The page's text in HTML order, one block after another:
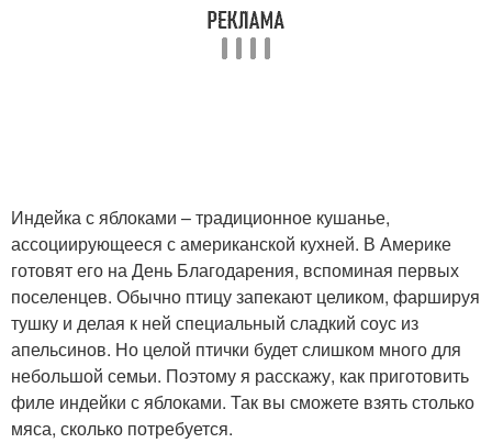
Индейка с яблоками – традиционное кушанье,
ассоциирующееся с американской кухней. В Америке
готовят его на День Благодарения, вспоминая первых
поселенцев. Обычно птицу запекают целиком, фаршируя
тушку и делая к ней специальный сладкий соус из
апельсинов. Но целой птички будет слишком много для
небольшой семьи. Поэтому я расскажу, как приготовить
филе индейки с яблоками. Так вы сможете взять столько
мяса, сколько потребуется.